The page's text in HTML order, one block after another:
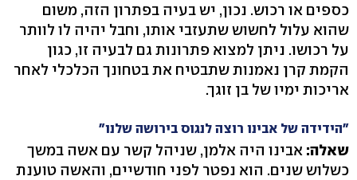
כספים או רכוש. נכון, יש בעיה בפתרון הזה, משום
שהוא עלול לחשוש שתעזבי אותו, וחבל יהיה לו לוותר
על רכושו. ניתן למצוא פתרונות גם לבעיה זו, כגון
הקמת קרן נאמנות שתבטיח את בטחונך הכלכלי לאחר
אריכות ימיו של בן זוגך.
"הידידה של אבינו רוצה לנגוס בירושה שלנו"
שאלה: אבינו היה אלמן, שניהל קשר עם אשה במשך
כשלוש שנים. הוא נפטר לפני חודשיים, והאשה טוענת